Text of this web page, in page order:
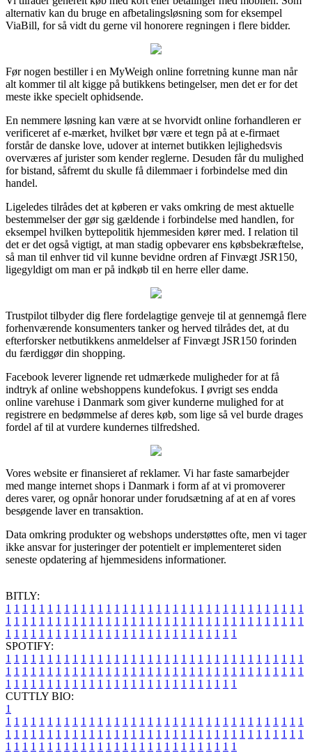
alternativ kan du bruge en afbetalingsløsning som for eksempel
ViaBill, for så vidt du gerne vil honorere regningen i flere bidder.
Før nogen bestiller i en MyWeigh online forretning kunne man når
alt kommer til alt kigge på butikkens betingelser, men det er for det
meste ikke specielt ophidsende.
En nemmere løsning kan være at se hvorvidt online forhandleren er
verificeret af e-mærket, hvilket bør være et tegn på at e-firmaet
forstår de danske love, udover at internet butikken lejlighedsvis
overværes af jurister som kender reglerne. Desuden får du mulighed
for bistand, såfremt du skulle få dilemmaer i forbindelse med din
handel.
Ligeledes tilrådes det at køberen er vaks omkring de mest aktuelle
bestemmelser der gør sig gældende i forbindelse med handlen, for
eksempel hvilken byttepolitik hjemmesiden kører med. I relation til
det er det også vigtigt, at man stadig opbevarer ens købsbekræftelse,
så man til enhver tid vil kunne bevidne ordren af Finvægt JSR150,
ligegyldigt om man er på indkøb til en herre eller dame.
Trustpilot tilbyder dig flere fordelagtige genveje til at gennemgå flere
forhenværende konsumenters tanker og herved tilrådes det, at du
efterforsker netbutikkens anmeldelser af Finvægt JSR150 forinden
du færdiggør din shopping.
Facebook leverer lignende ret udmærkede muligheder for at få
indtryk af online webshoppens kundefokus. I øvrigt ses endda
online varehuse i Danmark som giver kunderne mulighed for at
registrere en bedømmelse af deres køb, som lige så vel burde drages
fordel af til at vurdere kundernes tilfredshed.
Vores website er finansieret af reklamer. Vi har faste samarbejder
med mange internet shops i Danmark i form af at vi promoverer
deres varer, og opnår honorar under forudsætning af at en af vores
besøgende laver en transaktion.
Data omkring produkter og webshops understøttes ofte, men vi tager
ikke ansvar for justeringer der potentielt er implementeret siden
seneste opdatering af hjemmesidens informationer.
BITLY:
1 1 1 1 1 1 1 1 1 1 1 1 1 1 1 1 1 1 1 1 1 1 1 1 1 1 1 1 1 1 1 1 1 1 1 1
1 1 1 1 1 1 1 1 1 1 1 1 1 1 1 1 1 1 1 1 1 1 1 1 1 1 1 1 1 1 1 1 1 1 1 1
1 1 1 1 1 1 1 1 1 1 1 1 1 1 1 1 1 1 1 1 1 1 1 1 1 1 1 1
SPOTIFY:
1 1 1 1 1 1 1 1 1 1 1 1 1 1 1 1 1 1 1 1 1 1 1 1 1 1 1 1 1 1 1 1 1 1 1 1
1 1 1 1 1 1 1 1 1 1 1 1 1 1 1 1 1 1 1 1 1 1 1 1 1 1 1 1 1 1 1 1 1 1 1 1
1 1 1 1 1 1 1 1 1 1 1 1 1 1 1 1 1 1 1 1 1 1 1 1 1 1 1 1
CUTTLY BIO:
1
1 1 1 1 1 1 1 1 1 1 1 1 1 1 1 1 1 1 1 1 1 1 1 1 1 1 1 1 1 1 1 1 1 1 1 1
1 1 1 1 1 1 1 1 1 1 1 1 1 1 1 1 1 1 1 1 1 1 1 1 1 1 1 1 1 1 1 1 1 1 1 1
1 1 1 1 1 1 1 1 1 1 1 1 1 1 1 1 1 1 1 1 1 1 1 1 1 1 1 1